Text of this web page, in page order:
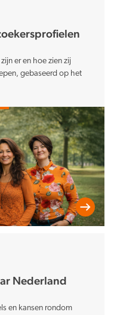
er en hoe zien zij
gebaseerd op het
Nederland
en kansen rondom